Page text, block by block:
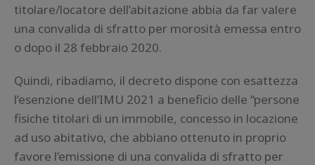
titolare/locatore dell’abitazione abbia da far valere
una convalida di sfratto per morosità emessa entro
o dopo il 28 febbraio 2020.
Quindi, ribadiamo, il decreto dispone con esattezza
l’esenzione dell’IMU 2021 a beneficio delle “persone
fisiche titolari di un immobile, concesso in locazione
ad uso abitativo, che abbiano ottenuto in proprio
favore l’emissione di una convalida di sfratto per